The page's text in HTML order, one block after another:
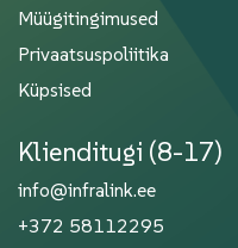
Müügitingimused
Privaatsuspoliitika
Küpsised
Klienditugi (8-17)
info@infralink.ee
+372 58112295